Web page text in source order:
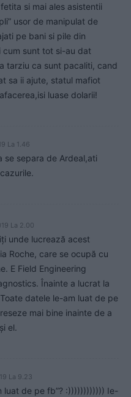
si mai ales asistentii
usor de manipulat de
pe bani si pile din
cum sunt tot si-au dat
tarziu ca sunt pacaliti, cand
sa ii ajute, statul mafiot
luase dolarii!
La 1.46
se separa de Ardeal,ati
La 2.00
unde lucrează acest
Roche, care se ocupă cu
E Field Engineering
Înainte a lucrat la
datele le-am luat de pe
mai bine inainte de a
el.
La 9.23
luat de pe fb”? :)))))))))))) Ie-